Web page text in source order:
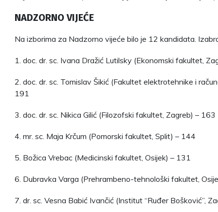
NADZORNO VIJEĆE
Na izborima za Nadzorno vijeće bilo je 12 kandidata.
1. doc. dr. sc. Ivana Dražić Lutilsky (Ekonomski fakultet,
2. doc. dr. sc. Tomislav Šikić (Fakultet elektrotehnike i
191
3. doc. dr. sc. Nikica Gilić (Filozofski fakultet, Zagreb) – 163
4. mr. sc. Maja Krčum (Pomorski fakultet, Split) – 144
5. Božica Vrebac (Medicinski fakultet, Osijek) – 131
6. Dubravka Varga (Prehrambeno-tehnološki fakultet,
7. dr. sc. Vesna Babić Ivančić (Institut “Ruđer Bošković”,